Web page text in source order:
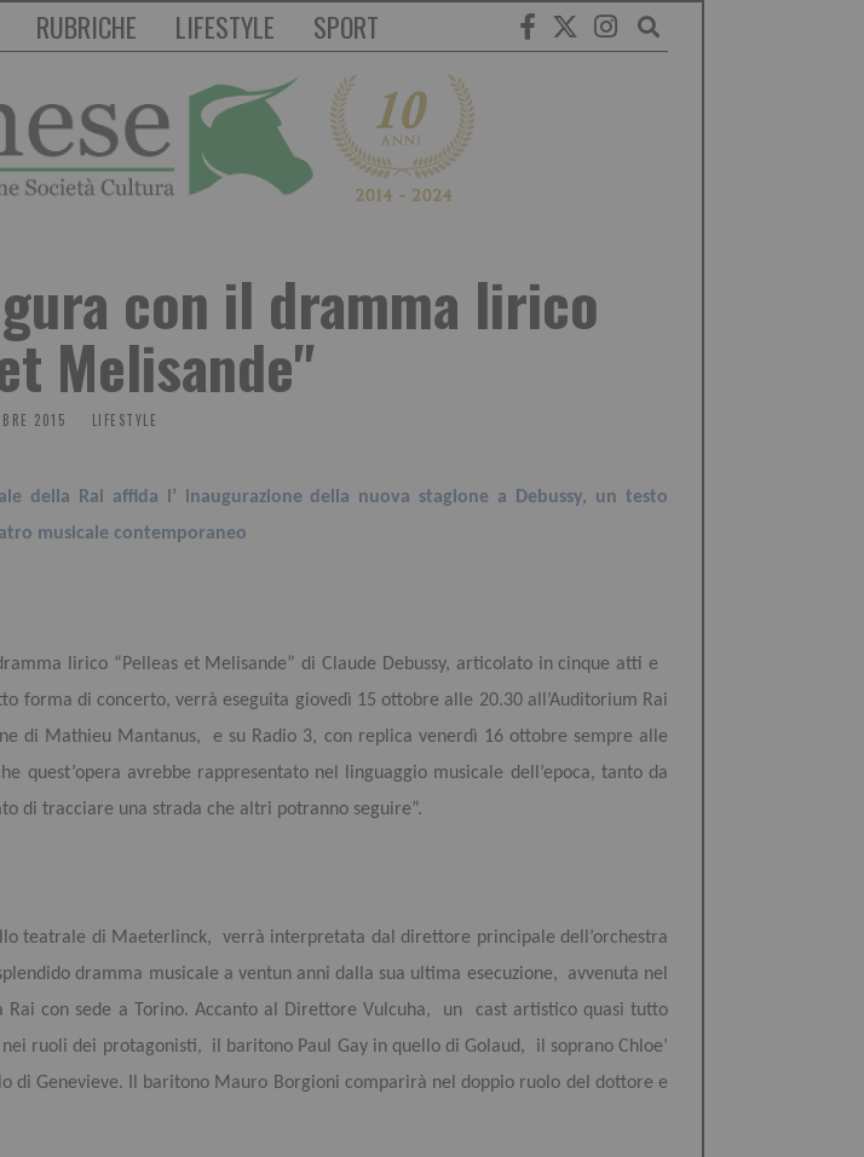
RUBRICHE LIFESTYLE SPORT
con il dramma lirico
Melisande"
2015 LIFESTYLE
della Rai affida l’ inaugurazione della nuova stagione a Debussy, un testo
musicale contemporaneo
lirico “Pelleas et Melisande” di Claude Debussy, articolato in cinque atti e
forma di concerto, verrà eseguita giovedì 15 ottobre alle 20.30 all’Auditorium Rai
di Mathieu Mantanus, e su Radio 3, con replica venerdì 16 ottobre sempre alle
quest’opera avrebbe rappresentato nel linguaggio musicale dell’epoca, tanto da
di tracciare una strada che altri potranno seguire”.
teatrale di Maeterlinck, verrà interpretata dal direttore principale dell’orchestra
dramma musicale a ventun anni dalla sua ultima esecuzione, avvenuta nel
Rai con sede a Torino. Accanto al Direttore Vulcuha, un cast artistico quasi tutto
ruoli dei protagonisti, il baritono Paul Gay in quello di Golaud, il soprano Chloe’
Genevieve. Il baritono Mauro Borgioni comparirà nel doppio ruolo del dottore e